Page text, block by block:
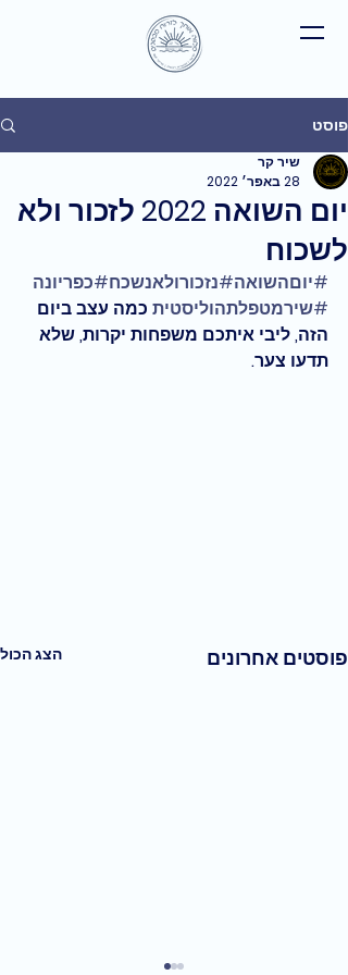
פוסט
יום השואה 2022 לזכור ולא
לשכוח
שיר קר
28 באפר׳ 2022
#יוםהשואה#נזכורולאנשכח#כפריונה
#שירמטפלתהוליסטית כמה עצב ביום
הזה, ליבי איתכם משפחות יקרות, שלא
תדעו צער.
פוסטים אחרונים הצג הכול